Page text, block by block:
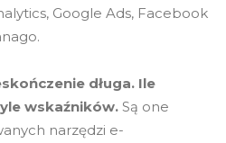
Google Ads, Facebook
długa. Ile
wskaźników. Są one
narzędzi e-